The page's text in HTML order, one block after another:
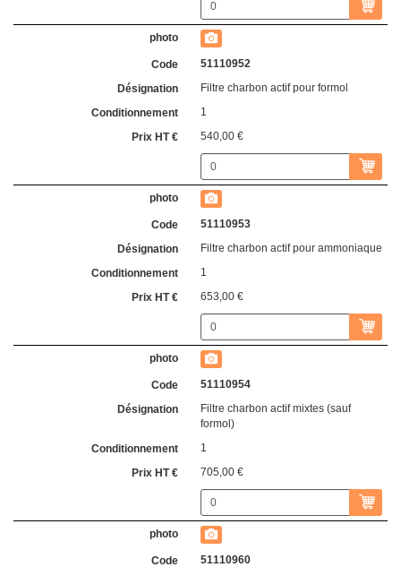
51110952
Filtre charbon actif pour formol
1
540,00 €
51110953
Filtre charbon actif pour ammoniaque
1
653,00 €
51110954
Filtre charbon actif mixtes (sauf
formol)
1
705,00 €
51110960